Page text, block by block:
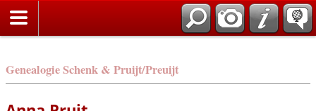
Genealogie Schenk & Pruijt/Preuijt